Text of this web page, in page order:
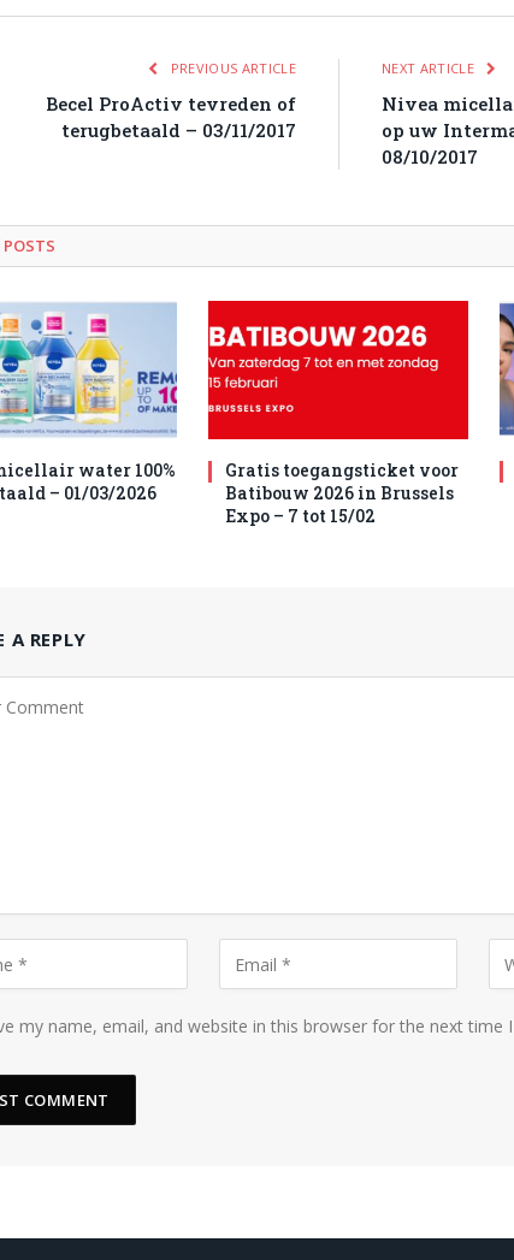
PREVIOUS ARTICLE
Becel ProActiv tevreden of
terugbetaald – 03/11/2017
NEXT ARTICLE
Nivea
op uw
08/10/2017
POSTS
water 100%
– 01/03/2026
Gratis toegangsticket voor
Batibouw 2026 in Brussels
Expo – 7 tot 15/02
A REPLY
my name, email, and website in this browser for the next time